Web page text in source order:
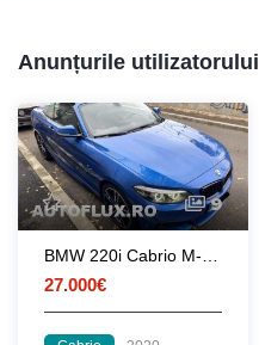
Anunțurile utilizatorului
9
27.000€